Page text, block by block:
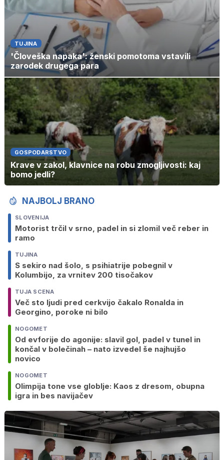
TUJINA
'Človeška napaka': ženski pomotoma vstavili
zarodek drugega para
GOSPODARSTVO
Krave v zakol, klavnice na robu zmogljivosti: kaj
bomo jedli?
NAJBOLJ BRANO
SLOVENIJA
Motorist trčil v srno, padel in si zlomil več reber in
ramo
TUJINA
S sekiro nad šolo, s psihiatrije pobegnil v
Kolumbijo, za vrnitev 200 tisočakov
TUJA SCENA
Več sto ljudi pred cerkvijo čakalo Ronalda in
Georgino, poroke ni bilo
NOGOMET
Od evforije do agonije: slavil gol, padel v tunel in
končal v bolečinah – nato izvedel še najhujšo
novico
NOGOMET
Olimpija tone vse globlje: Kaos z dresom, obupna
igra in bes navijačev